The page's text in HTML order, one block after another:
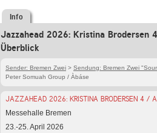
Info
Jazzahead 2026: Kristina Brodersen
Überblick
Sender: Bremen Zwei > Sendung: Bremen Zwei
Peter Somuah Group / Àbáse
JAZZAHEAD 2026: KRISTINA BRODERSEN 4 /
Messehalle Bremen
23.-25. April 2026